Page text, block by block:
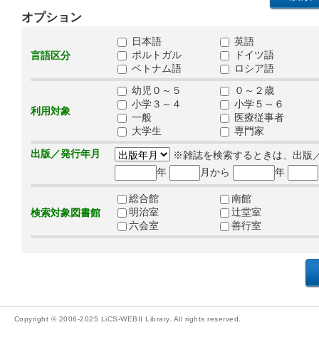
オプション
言語区分
日本語
英語
ポルトガル
ドイツ語
ベトナム語
ロシア語
利用対象
幼児０～５
０～２歳
小学３～４
小学５～６
一般
医療従事者
大学生
専門家
出版／発行年月
※雑誌を検索するときは、出版
年
月から 年
検索対象図書館
総合館
南館
明治室
辻堂室
六会室
善行室
Copyright © 2006-2025 LiCS-WEBII Library. All rights reserved.